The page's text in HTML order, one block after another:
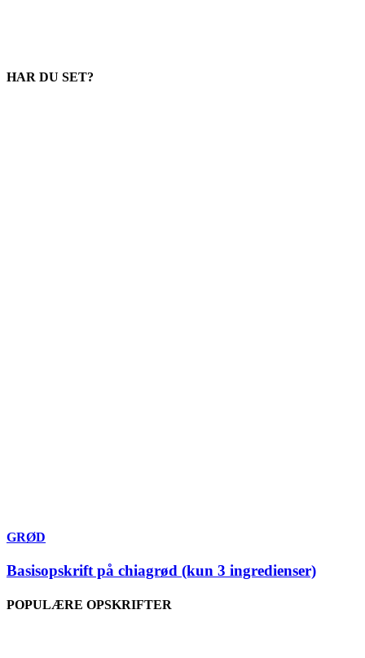
HAR DU SET?
GRØD
Basisopskrift på chiagrød (kun 3 ingredienser)
POPULÆRE OPSKRIFTER